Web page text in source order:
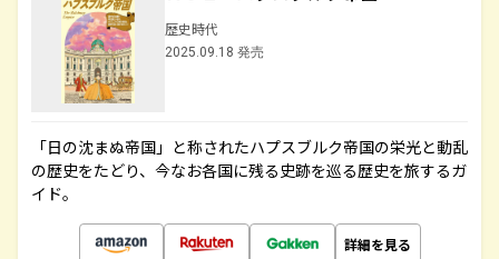
歴史時代
2025.09.18 発売
「日の沈まぬ帝国」と称されたハプスブルク帝国の栄光と動乱
の歴史をたどり、今なお各国に残る史跡を巡る歴史を旅するガ
イド。
詳細を見る